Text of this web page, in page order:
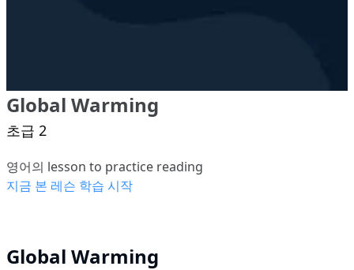
Global Warming
초급 2
영어의 lesson to practice reading
지금 본 레슨 학습 시작
Global Warming